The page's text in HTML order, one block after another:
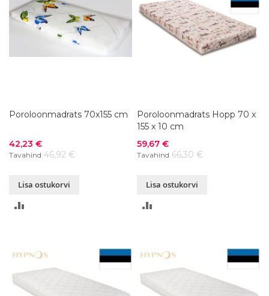
Poroloonmadrats 70x155 cm
Soodushind
42,23 €
Tavahind 46,92 €
Lisa ostukorvi
Poroloonmadrats Hopp 70 x
155 x 10 cm
Soodushind
59,67 €
Tavahind 66,30 €
Lisa ostukorvi